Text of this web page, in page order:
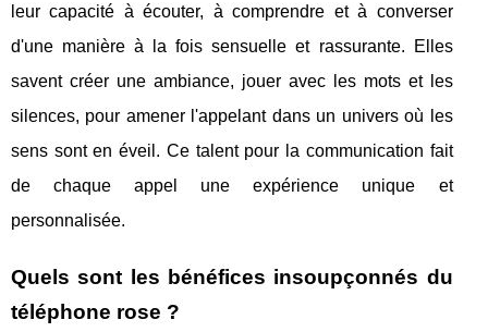
leur capacité à écouter, à comprendre et à converser
d'une manière à la fois sensuelle et rassurante. Elles
savent créer une ambiance, jouer avec les mots et les
silences, pour amener l'appelant dans un univers où les
sens sont en éveil. Ce talent pour la communication fait
de chaque appel une expérience unique et
personnalisée.
Quels sont les bénéfices insoupçonnés du
téléphone rose ?